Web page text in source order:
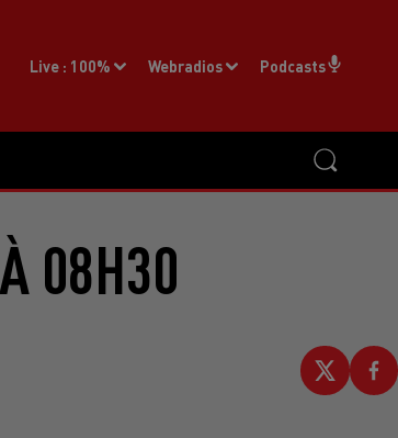
Live : 100% Webradios Podcasts
08H30